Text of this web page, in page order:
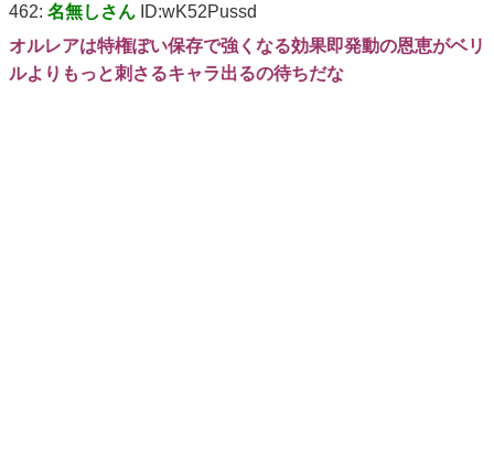
462: 名無しさん ID:wK52Pussd
オルレアは特権ぽい保存で強くなる効果即発動の恩恵がベリ
ルよりもっと刺さるキャラ出るの待ちだな